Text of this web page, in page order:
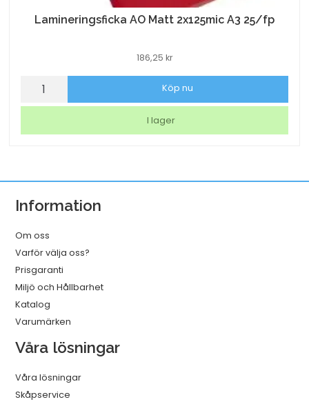
Lamineringsficka AO Matt 2x125mic A3 25/fp
186,25 kr
Lamineringsficka
2x125mic
mängd
Köp nu
I lager
Information
Om oss
Varför välja oss?
Prisgaranti
Miljö och Hållbarhet
Katalog
Varumärken
Våra lösningar
Våra lösningar
Skåpservice